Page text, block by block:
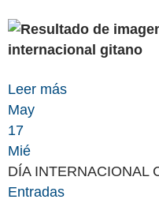
Leer más
May
17
Mié
DÍA INTERNACIONAL
Entradas